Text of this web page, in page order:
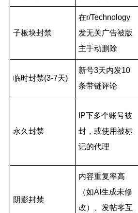
子板块封禁
在r/Technology
发无关广告被版
主手动删除
临时封禁(3-7天)
新号3天内发10
条带链评论
永久封禁
IP下多个账号被
封，或使用被标
记的代理
阴影封禁
内容重复率高
（如AI生成未修
改）、发帖零互